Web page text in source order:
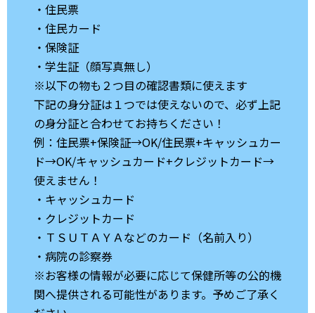
・住民票
・住民カード
・保険証
・学生証（顔写真無し）
※以下の物も２つ目の確認書類に使えます
下記の身分証は１つでは使えないので、必ず上記
の身分証と合わせてお持ちください！
例：住民票+保険証→OK/住民票+キャッシュカー
ド→OK/キャッシュカード+クレジットカード→
使えません！
・キャッシュカード
・クレジットカード
・ＴＳＵＴＡＹＡなどのカード（名前入り）
・病院の診察券
※お客様の情報が必要に応じて保健所等の公的機
関へ提供される可能性があります。予めご了承く